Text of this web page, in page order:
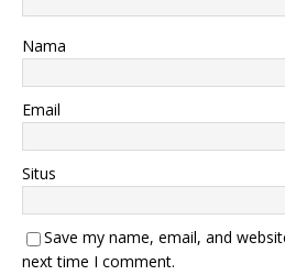
Nama
Email
Situs
Save my name, email, and
next time I comment.